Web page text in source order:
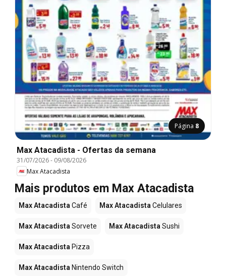
Página 8
Max Atacadista - Ofertas da semana
31/07/2026- 09/08/2026
Max Atacadista
Mais produtos em Max Atacadista
Max AtacadistaCafé Max AtacadistaCelulares
Max AtacadistaSorvete Max AtacadistaSushi
Max Atacadista Pizza
Max Atacadista Nintendo Switch